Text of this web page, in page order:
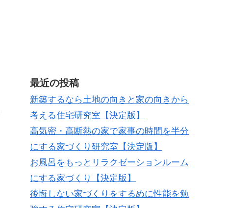
最近の投稿
新築するなら土地の向きと家の向きから
考える住宅研究室【決定版】
高気密・高断熱の家で家事の時間を半分
にする家づくり研究室【決定版】
お風呂をもっとリラクゼーションルーム
にする家づくり【決定版】
後悔しない家づくりをするめに性能を勉